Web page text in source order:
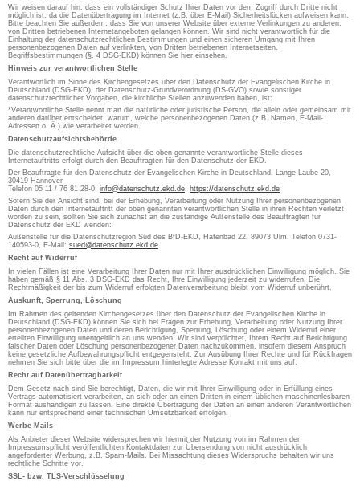
Wir weisen darauf hin, dass ein vollständiger Schutz Ihrer Daten vor dem Zugriff durch Dritte nicht
möglich ist, da die Datenübertragung im Internet (z.B. über E-Mail) Sicherheitslücken aufweisen kann.
Bitte beachten Sie außerdem, dass Sie von unserer Website über externe Verlinkungen zu anderen,
von Dritten betriebenen Internetangeboten gelangen können. Wir sind nicht verantwortlich für die
Einhaltung der datenschutzrechtlichen Bestimmungen und einen sicheren Umgang mit Ihren
personenbezogenen Daten auf verlinkten, von Dritten betriebenen Internetseiten.
Begriffsbestimmungen (§. 4 DSG-EKD) können Sie hier einsehen.
Hinweis zur verantwortlichen Stelle
Verantwortlich im Sinne des Kirchengesetzes über den Datenschutz der Evangelischen Kirche in
Deutschland (DSG-EKD), der Datenschutz-Grundverordnung (DS-GVO) sowie sonstiger
datenschutzrechtlicher Vorgaben, die kirchliche Stellen anzuwenden haben, ist:
*Verantwortliche Stelle nennt man die natürliche oder juristische Person, die allein oder gemeinsam mit
anderen darüber entscheidet, warum, welche personenbezogenen Daten (z.B. Namen, E-Mail-
Adressen o. Ä.) wie verarbeitet werden.
Datenschutzaufsichtsbehörde
Die datenschutzrechtliche Aufsicht über die oben genannte verantwortliche Stelle dieses
Internetauftritts erfolgt durch den Beauftragten für den Datenschutz der EKD.
Der Beauftragte für den Datenschutz der Evangelischen Kirche in Deutschland, Lange Laube 20,
30419 Hannover
Telefon 05 11 / 76 81 28-0, info@datenschutz.ekd.de, https://datenschutz.ekd.de
Sofern Sie der Ansicht sind, bei der Erhebung, Verarbeitung oder Nutzung Ihrer personenbezogenen
Daten durch den Internetauftritt der oben genannten verantwortlichen Stelle in ihren Rechten verletzt
worden zu sein, sollten Sie sich zunächst an die zuständige Außenstelle des Beauftragten für
Datenschutz der EKD wenden:
Außenstelle für die Datenschutzregion Süd des BfD-EKD, Hafenbad 22, 89073 Ulm, Telefon 0731-
140593-0, E-Mail: sued@datenschutz.ekd.de
Recht auf Widerruf
In vielen Fällen ist eine Verarbeitung Ihrer Daten nur mit Ihrer ausdrücklichen Einwilligung möglich. Sie
haben gemäß § 11 Abs. 3 DSG-EKD das Recht, Ihre Einwilligung jederzeit zu widerrufen. Die
Rechtmäßigkeit der bis zum Widerruf erfolgten Datenverarbeitung bleibt vom Widerruf unberührt.
Auskunft, Sperrung, Löschung
Im Rahmen des geltenden Kirchengesetzes über den Datenschutz der Evangelischen Kirche in
Deutschland (DSG-EKD) können Sie sich bei Fragen zur Erhebung, Verarbeitung oder Nutzung Ihrer
personenbezogenen Daten und deren Berichtigung, Sperrung, Löschung oder einem Widerruf einer
erteilten Einwilligung unentgeltlich an uns wenden. Wir sind verpflichtet, Ihrem Recht auf Berichtigung
falscher Daten oder Löschung personenbezogener Daten nachzukommen, insofern diesem Anspruch
keine gesetzliche Aufbewahrungspflicht entgegensteht. Zur Ausübung Ihrer Rechte und für Rückfragen
nehmen Sie sich bitte über die im Impressum hinterlegte Adresse Kontakt mit uns auf.
Recht auf Datenübertragbarkeit
Dem Gesetz nach sind Sie berechtigt, Daten, die wir mit Ihrer Einwilligung oder in Erfüllung eines
Vertrags automatisiert verarbeiten, an sich oder an einen Dritten in einem üblichen maschinenlesbaren
Format aushändigen zu lassen. Eine direkte Übertragung der Daten an einen anderen Verantwortlichen
kann nur entsprechend einer technischen Umsetzbarkeit erfolgen.
Werbe-Mails
Als Anbieter dieser Website widersprechen wir hiermit der Nutzung von im Rahmen der
Impressumspflicht veröffentlichten Kontaktdaten zur Übersendung von nicht ausdrücklich
angeforderter Werbung, z.B. Spam-Mails. Bei Missachtung dieses Widerspruchs behalten wir uns
rechtliche Schritte vor.
SSL- bzw. TLS-Verschlüsselung